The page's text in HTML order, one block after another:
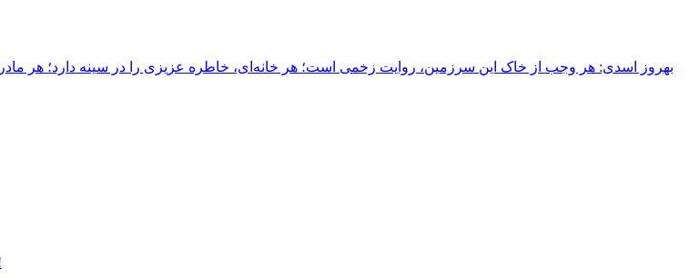
بهروز اسدی: هر وجب از خاک‌ این سرزمین، روایت زخمی است؛ هر خانه‌ای، خاطره عزیزی را در سینه دارد؛ هر
مهرداد خدیر: پیام روشن